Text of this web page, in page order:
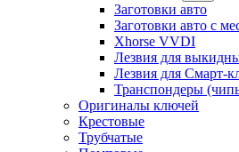
Заготовки авто
Заготовки авто с
Xhorse VVDI
Лезвия для
Лезвия для Смарт-
Транспондеры
Оригиналы ключей
Крестовые
Трубчатые